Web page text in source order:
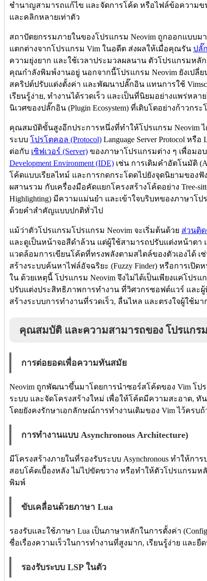
ชำนาญสามารถแก้ไข และจัดการโค้ด หรือไฟล์ข้อความข
และคลิกหลายเท่าตัว
สถาปัตยกรรมภายในของโปรแกรม Neovim ถูกออกแบบมา
แตกต่างจากโปรแกรม Vim ในอดีต ส่งผลให้เมื่อคุณรัน ปลั๊
ความยุ่งยาก และใช้เวลาประมวลผลนาน ตัวโปรแกรมห
คุณกำลังพิมพ์งานอยู่ นอกจากนี้โปรแกรม Neovim ยังเปลี่
สคริปต์ปรับแต่งตั้งค่า และพัฒนาปลั๊กอิน แทนการใช้
เรียนรู้ง่าย, ทำงานได้รวดเร็ว และเป็นที่นิยมอย่างแพร่หล
นิเวศของปลั๊กอิน (Plugin Ecosystem) ที่เติบโตอย่างก้าวกระ
คุณสมบัติขั้นสูงอีกประการหนึ่งที่ทำให้โปรแกรม Neovim
ระบบ โปรโตคอล (Protocol) Language Server Protocol ห
ต่อกับ เซิฟเวอร์ (Server) ของภาษาโปรแกรมต่าง ๆ เพื่อมอ
Development Environment (IDE) เช่น การเติมคำอัตโนมัติ
โค้ดแบบเรียลไทม์ และการกดกระโดดไปยังจุดนิยามของฟั
ผสานรวม กับเครื่องมือคัดแยกโครงสร้างโค้ดอย่าง Tree-
Highlighting) มีความแม่นยำ และเข้าใจบริบทของภาษาโ
ด้วยคำสำคัญแบบปกติทั่วไป
แม้ว่าตัวโปรแกรมโปรแกรม Neovim จะเริ่มต้นด้วย ส่วนติ
และดูเป็นหน้าจอสีดำล้วน แต่ผู้ใช้สามารถปรับแต่งหน้าตา
แวดล้อมการเขียนโค้ดที่ทรงพลังตามสไตล์ของตัวเองได้ เ
สร้างระบบค้นหาไฟล์อัจฉริยะ (Fuzzy Finder) หรือการเ
ใน ด้วยเหตุนี้ โปรแกรม Neovim จึงไม่ได้เป็นเพียงแค่โป
ปรับแต่งประสิทธิภาพการทำงาน ที่วิศวกรซอฟต์แวร์ และ
สร้างระบบการทำงานที่รวดเร็ว, ลื่นไหล และตรงใจผู้ใช้ม
คุณสมบัติ และความสามารถของ โปรแกรม
การต่อยอดเพื่อความทันสมัย
Neovim ถูกพัฒนาขึ้นมาโดยการนำซอร์สโค้ดของ Vim โ
ระบบ และจัดโครงสร้างใหม่ เพื่อให้โค้ดมีความสะอาด, ทั
โดยยังคงรักษาเอกลักษณ์การทำงานเดิมของ Vim ไว้ครบถ้
การทำงานแบบ Asynchronous Architecture)
มีโครงสร้างภายในที่รองรับระบบ Asynchronous ทำให้ก
สอบโค้ดเบื้องหลัง ไม่ไปขัดขวาง หรือทำให้ตัวโปรแกรมห
พิมพ์
ขับเคลื่อนด้วยภาษา Lua
รองรับและใช้ภาษา Lua เป็นภาษาหลักในการตั้งค่า
ชื่อเรื่องความเร็วในการทำงานที่สูงมาก, เรียนรู้ง่าย และยื
รองรับระบบ LSP ในตัว